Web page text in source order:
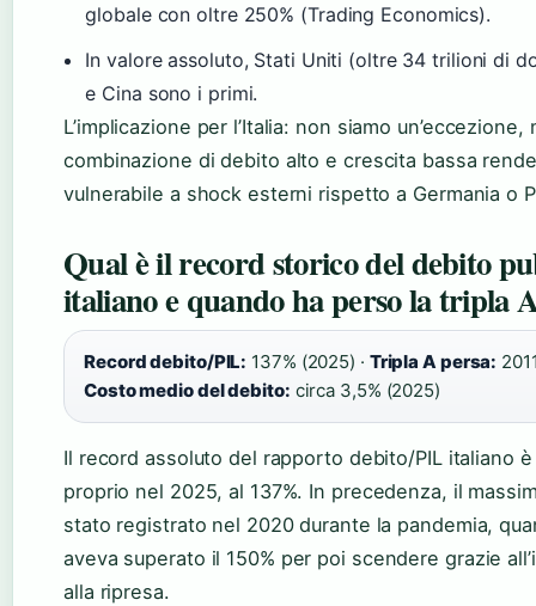
globale con oltre 250% (Trading Economics).
In valore assoluto, Stati Uniti (oltre 34 trilioni di
e Cina sono i primi.
L’implicazione per l’Italia: non siamo un’eccezione,
combinazione di debito alto e crescita bassa
vulnerabile a shock esterni rispetto a Germania o
Qual è il record storico del debito
italiano e quando ha perso la tripla
Record debito/PIL: 137% (2025) · Tripla A persa:
Costo medio del debito: circa 3,5% (2025)
Il record assoluto del rapporto debito/PIL italiano
proprio nel 2025, al 137%. In precedenza, il
stato registrato nel 2020 durante la pandemia,
aveva superato il 150% per poi scendere grazie
alla ripresa.